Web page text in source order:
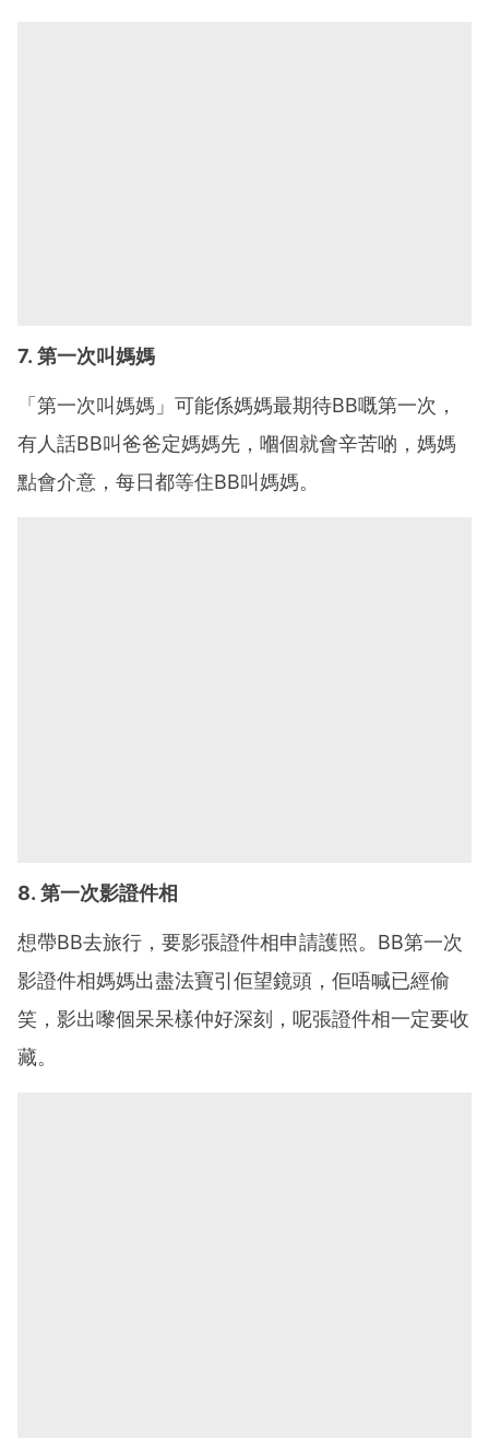
7. 第一次叫媽媽
「第一次叫媽媽」可能係媽媽最期待BB嘅第一次，
有人話BB叫爸爸定媽媽先，嗰個就會辛苦啲，媽媽
點會介意，每日都等住BB叫媽媽。
8. 第一次影證件相
想帶BB去旅行，要影張證件相申請護照。BB第一次
影證件相媽媽出盡法寶引佢望鏡頭，佢唔喊已經偷
笑，影出嚟個呆呆樣仲好深刻，呢張證件相一定要收
藏。